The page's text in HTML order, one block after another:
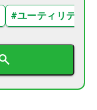
#ユーティリティ